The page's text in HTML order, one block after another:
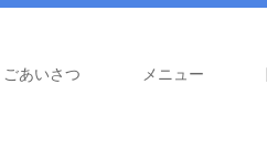
ごあいさつ メニュー